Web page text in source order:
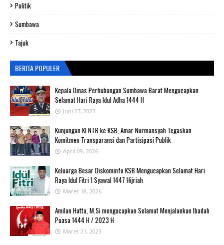
Politik
Sumbawa
Tajuk
BERITA POPULER
Kepala Dinas Perhubungan Sumbawa Barat Mengucapkan
Selamat Hari Raya Idul Adha 1444 H
Juni 27, 2023
Kunjungan KI NTB ke KSB, Amar Nurmansyah Tegaskan
Komitmen Transparansi dan Partisipasi Publik
April 09, 2026
Keluarga Besar Diskominfo KSB Mengucapkan Selamat Hari
Raya Idul Fitri 1 Syawal 1447 Hijriah
Maret 18, 2026
Amilan Hatta, M.Si mengucapkan Selamat Menjalankan Ibadah
Puasa 1444 H / 2023 H
Maret 21, 2023